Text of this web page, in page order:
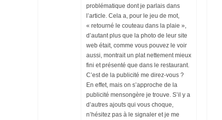
problématique dont je parlais dans
l’article. Cela a, pour le jeu de mot,
« retourné le couteau dans la plaie »,
d’autant plus que la photo de leur site
web était, comme vous pouvez le voir
aussi, montrait un plat nettement mieux
fini et présenté que dans le restaurant.
C’est de la publicité me direz-vous ?
En effet, mais on s’approche de la
publicité mensongère je trouve. S’il y a
d’autres ajouts qui vous choque,
n’hésitez pas à le signaler et je me